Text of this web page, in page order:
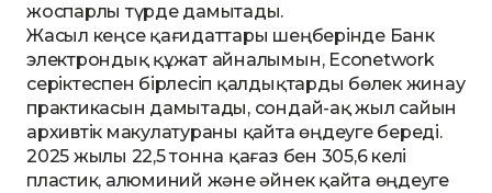
жоспарлы түрде дамытады.
Жасыл кеңсе қағидаттары шеңберінде Банк
электрондық құжат айналымын, Econetwork
серіктеспен бірлесіп қалдықтарды бөлек жинау
практикасын дамытады, сондай-ақ жыл сайын
архивтік макулатураны қайта өңдеуге береді.
2025 жылы 22,5 тонна қағаз бен 305,6 келі
пластик, алюминий және әйнек қайта өңдеуге